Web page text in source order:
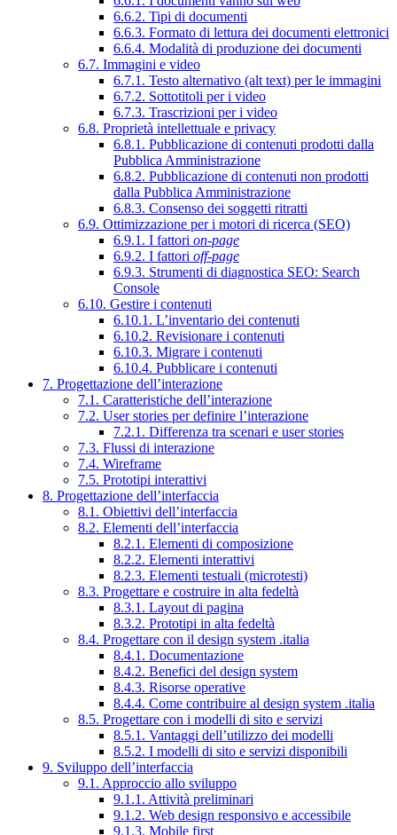
6.6.2. Tipi di documenti
6.6.3. Formato di lettura dei documenti elettronici
6.6.4. Modalità di produzione dei documenti
6.7. Immagini e video
6.7.1. Testo alternativo (alt text) per le immagini
6.7.2. Sottotitoli per i video
6.7.3. Trascrizioni per i video
6.8. Proprietà intellettuale e privacy
6.8.1. Pubblicazione di contenuti prodotti dalla
Pubblica Amministrazione
6.8.2. Pubblicazione di contenuti non prodotti
dalla Pubblica Amministrazione
6.8.3. Consenso dei soggetti ritratti
6.9. Ottimizzazione per i motori di ricerca (SEO)
6.9.1. I fattori on-page
6.9.2. I fattori off-page
6.9.3. Strumenti di diagnostica SEO: Search
Console
6.10. Gestire i contenuti
6.10.1. L’inventario dei contenuti
6.10.2. Revisionare i contenuti
6.10.3. Migrare i contenuti
6.10.4. Pubblicare i contenuti
7. Progettazione dell’interazione
7.1. Caratteristiche dell’interazione
7.2. User stories per definire l’interazione
7.2.1. Differenza tra scenari e user stories
7.3. Flussi di interazione
7.4. Wireframe
7.5. Prototipi interattivi
8. Progettazione dell’interfaccia
8.1. Obiettivi dell’interfaccia
8.2. Elementi dell’interfaccia
8.2.1. Elementi di composizione
8.2.2. Elementi interattivi
8.2.3. Elementi testuali (microtesti)
8.3. Progettare e costruire in alta fedeltà
8.3.1. Layout di pagina
8.3.2. Prototipi in alta fedeltà
8.4. Progettare con il design system .italia
8.4.1. Documentazione
8.4.2. Benefici del design system
8.4.3. Risorse operative
8.4.4. Come contribuire al design system .italia
8.5. Progettare con i modelli di sito e servizi
8.5.1. Vantaggi dell’utilizzo dei modelli
8.5.2. I modelli di sito e servizi disponibili
9. Sviluppo dell’interfaccia
9.1. Approccio allo sviluppo
9.1.1. Attività preliminari
9.1.2. Web design responsivo e accessibile
9.1.3. Mobile first